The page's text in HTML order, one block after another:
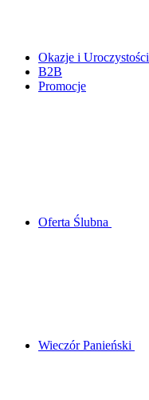
Okazje i Uroczystości
B2B
Promocje
Oferta Ślubna
Wieczór Panieński